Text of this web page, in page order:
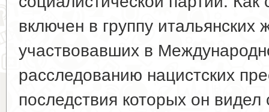
включен в группу итальянских
участвовавших в
расследованию нацистских
последствия которых он